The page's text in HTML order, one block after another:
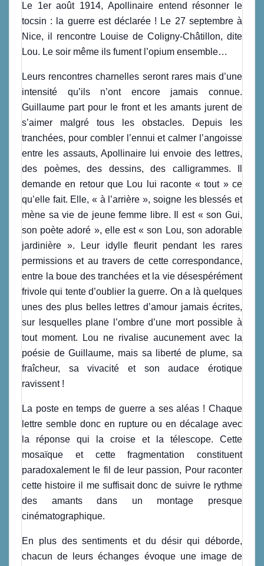
Le 1er août 1914, Apollinaire entend résonner le
tocsin : la guerre est déclarée ! Le 27 septembre à
Nice, il rencontre Louise de Coligny-Châtillon, dite
Lou. Le soir même ils fument l’opium ensemble…
Leurs rencontres charnelles seront rares mais d’une
intensité qu’ils n’ont encore jamais connue.
Guillaume part pour le front et les amants jurent de
s’aimer malgré tous les obstacles. Depuis les
tranchées, pour combler l’ennui et calmer l’angoisse
entre les assauts, Apollinaire lui envoie des lettres,
des poèmes, des dessins, des calligrammes. Il
demande en retour que Lou lui raconte « tout » ce
qu’elle fait. Elle, « à l’arrière », soigne les blessés et
mène sa vie de jeune femme libre. Il est « son Gui,
son poète adoré », elle est « son Lou, son adorable
jardinière ». Leur idylle fleurit pendant les rares
permissions et au travers de cette correspondance,
entre la boue des tranchées et la vie désespérément
frivole qui tente d’oublier la guerre. On a là quelques
unes des plus belles lettres d’amour jamais écrites,
sur lesquelles plane l’ombre d’une mort possible à
tout moment. Lou ne rivalise aucunement avec la
poésie de Guillaume, mais sa liberté de plume, sa
fraîcheur, sa vivacité et son audace érotique
ravissent !
La poste en temps de guerre a ses aléas ! Chaque
lettre semble donc en rupture ou en décalage avec
la réponse qui la croise et la télescope. Cette
mosaïque et cette fragmentation constituent
paradoxalement le fil de leur passion, Pour raconter
cette histoire il me suffisait donc de suivre le rythme
des amants dans un montage presque
cinématographique.
En plus des sentiments et du désir qui déborde,
chacun de leurs échanges évoque une image de